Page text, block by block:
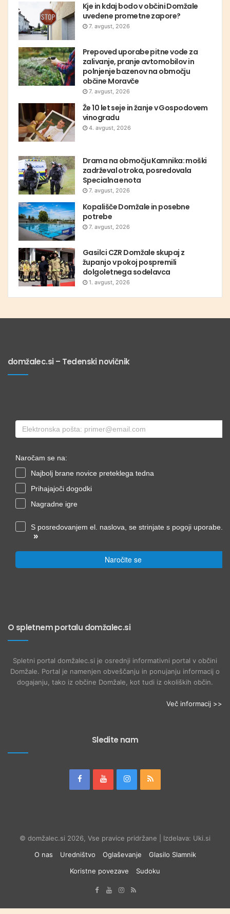
Kje in kdaj bodo v občini Domžale
uvedene prometne zapore?
7. avgust, 2026
Prepoved uporabe pitne vode za
zalivanje, pranje avtomobilov in
polnjenje bazenov na območju
občine Moravče
7. avgust, 2026
Že 10 let seje in žanje v Gospodovem
vinogradu
4. avgust, 2026
Drama na območju Kamnika: moški
zadrževal otroka, posredovala
Specialna enota
7. avgust, 2026
Kopališče Domžale in posebne
potrebe
7. avgust, 2026
Gasilci CZR Domžale skupaj z
županjo v pokoj pospremili
dolgoletnega sodelavca
1. avgust, 2026
domžalec.si – Tedenski novičnik
Naročam se na:
Najbolj brane novice preteklega tedna
Prihajajoči dogodki
Nagradne igre
S posredovanjem el. naslova, se strinjate s pogoji uporabe.
»
Naročite se
O spletnem portalu domžalec.si
Spletni portal domžalec.si je osrednji informativni portal v občini
Domžale. Portal je namenjen obveščanju in ponujanju informacij o
dogajanju, tako iz občine Domžale, kot tudi iz okoliških občin.
Več informacij >>
Sledite nam
© domžalec.si 2026, Vse pravice pridržane | Izdelava: Uki.si
O nas
Uredništvo Oglaševanje
Glasilo Slamnik
Koristne povezave
Sudoku